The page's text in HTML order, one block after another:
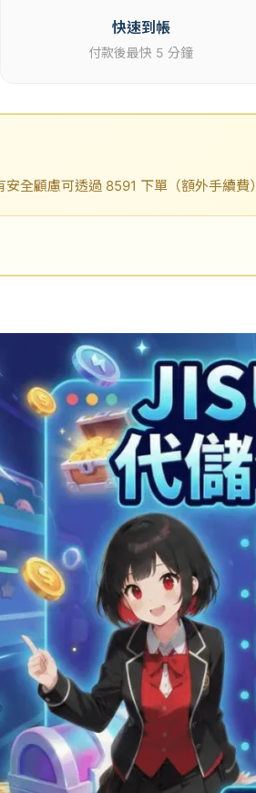
快速到帳
付款後最快 5 分鐘
顧慮可透過 8591 下單（額外手續費）